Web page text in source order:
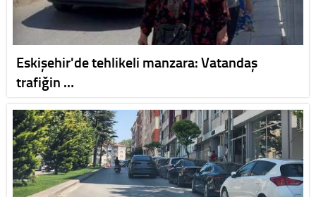
Eskişehir'de tehlikeli manzara: Vatandaş
trafiğin …